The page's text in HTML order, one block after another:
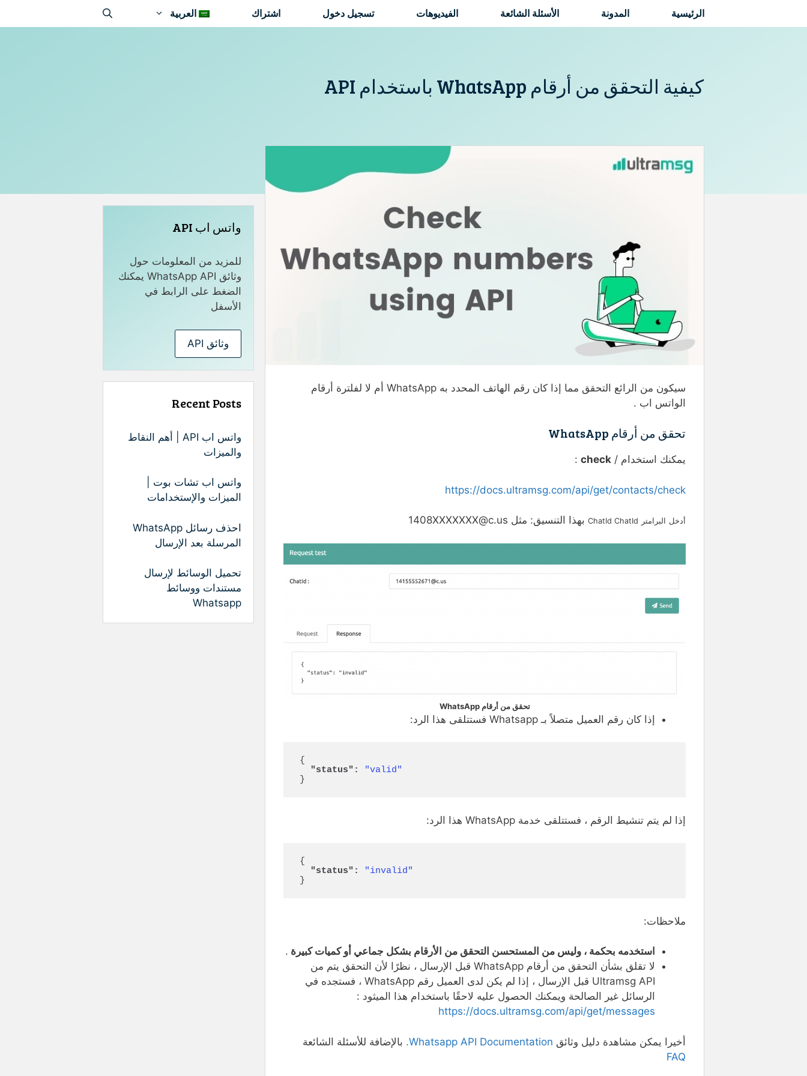
الرئيسية المدونة الأسئلة الشائعة الفيديوهات تسجيل دخول اشتراك العربية
كيفية التحقق من أرقام WhatsApp باستخدام API
سيكون من الرائع التحقق مما إذا كان رقم الهاتف المحدد به WhatsApp أم لا لفلترة أرقام
الواتس اب .
تحقق من أرقام WhatsApp
يمكنك استخدام / check
:
https://docs.ultramsg.com/api/get/contacts/check
أدخل البرامتر ChatId ChatId بهذا التنسيق: مثل 1408XXXXXXX@c.us
تحقق من أرقام WhatsApp
إذا كان رقم العميل متصلاً بـ Whatsapp فستتلقى هذا الرد:
{
"status":
"valid"
}
إذا لم يتم تنشيط الرقم ، فستتلقى خدمة WhatsApp هذا الرد:
{
"status":
"invalid"
}
ملاحظات:
استخدمه بحكمة ، وليس من المستحسن التحقق من الأرقام بشكل جماعي أو كميات كبيرة .
لا تقلق بشأن التحقق من أرقام WhatsApp قبل الإرسال ، نظرًا لأن التحقق يتم من
Ultramsg API قبل الإرسال ، إذا لم يكن لدى العميل رقم WhatsApp ، فستجده في
الرسائل غير الصالحة ويمكنك الحصول عليه لاحقًا باستخدام هذا الميثود :
https://docs.ultramsg.com/api/get/messages
أخيرا يمكن مشاهدة دليل وثائق Whatsapp API Documentation. بالإضافة للأسئلة الشائعة
FAQ
واتس اب API
للمزيد من المعلومات حول
وثائق WhatsApp API يمكنك
الضغط على الرابط في
الأسفل
وثائق API
Recent Posts
واتس اب API | أهم النقاط
والميزات
واتس اب تشات بوت |
الميزات والإستخدامات
احذف رسائل WhatsApp
المرسلة بعد الإرسال
تحميل الوسائط لإرسال
مستندات ووسائط
Whatsapp